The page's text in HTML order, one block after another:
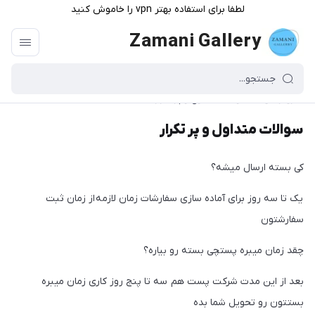
لطفا برای استفاده بهتر vpn را خاموش کنید
Zamani Gallery
سوالات متداول و پر تکرار
کی بسته ارسال میشه؟
یک تا سه روز برای آماده سازی سفارشات زمان لازمهاز زمان ثبت
سفارشتون
چقد زمان میبره پستچی بسته رو بیاره؟
بعد از این مدت شرکت پست هم سه تا پنج روز کاری زمان میبره
بستتون رو تحویل شما بده